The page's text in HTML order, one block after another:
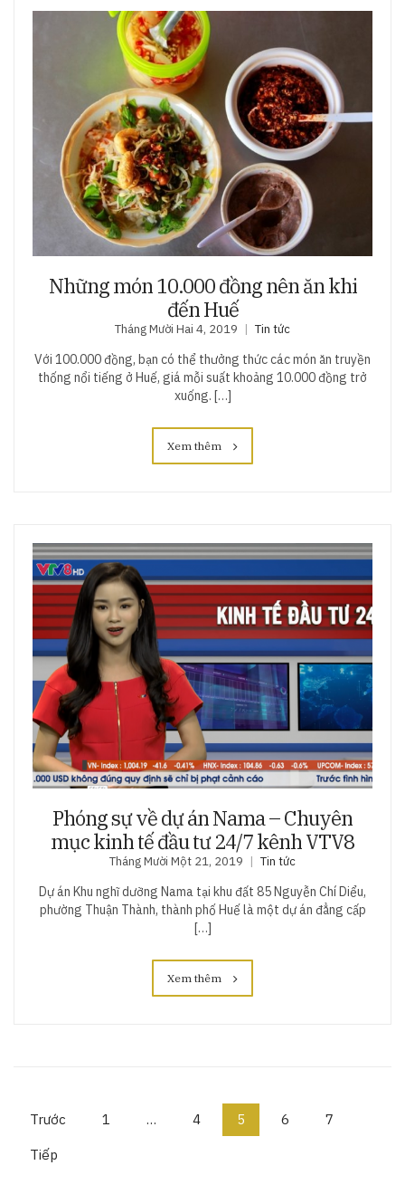
Những món 10.000 đồng nên ăn khi
đến Huế
Tháng Mười Hai 4, 2019 Tin tức
Với 100.000 đồng, bạn có thể thưởng thức các món ăn truyền
thống nổi tiếng ở Huế, giá mỗi suất khoảng 10.000 đồng trở
xuống. […]
Xem thêm
Phóng sự về dự án Nama – Chuyên
mục kinh tế đầu tư 24/7 kênh VTV8
Tháng Mười Một 21, 2019 Tin tức
Dự án Khu nghĩ dưỡng Nama tại khu đất 85 Nguyễn Chí Diểu,
phường Thuận Thành, thành phố Huế là một dự án đẳng cấp
[…]
Xem thêm
Trước 1 … 4 5 6 7
Tiếp